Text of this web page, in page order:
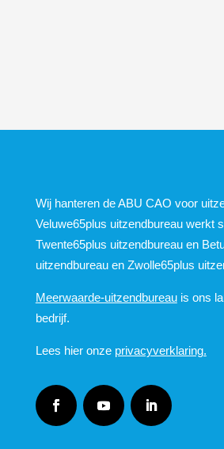
Wij hanteren de ABU CAO voor
Veluwe65plus uitzendbureau werkt
Twente65plus uitzendbureau en
uitzendbureau en Zwolle65plus
Meerwaarde-uitzendbureauis ons
bedrijf.
Lees hier onze privacyverklaring.